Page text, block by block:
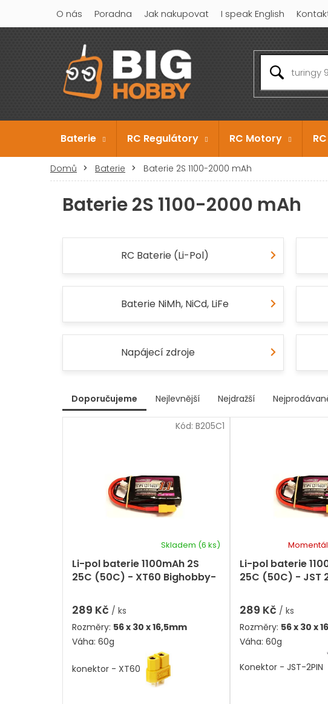
obsah
O nás Poradna Jak nakupovat I speak English
Baterie RC Regulátory RC Motory
Domů Baterie Baterie 2S 1100-2000 mAh
Baterie 2S 1100-2000 mAh
RC Baterie (Li-Pol)
Baterie NiMh, NiCd, LiFe
Napájecí zdroje
Ř
Doporučujeme Nejlevnější Nejdražší
ý
p
Li-pol baterie 1100mAh 2S
25C (50C) - XT60 Bighobby-
hodnocení
produktu
je
z
hvězdiček.
Skladem (6 ks)
289 Kč / ks
Rozměry: 56 x 30 x 16,5mm
Váha: 60g
konektor - XT60
Kód: B205C1
Li-pol baterie
25C (50C) - JST
289 Kč / ks
Rozměry: 56 x 30 x
Váha: 60g
Konektor - JST-2PIN